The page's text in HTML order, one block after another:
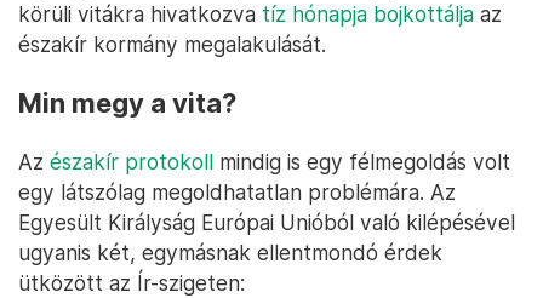
körüli vitákra hivatkozva tíz hónapja bojkottálja az
északír kormány megalakulását.
Min megy a vita?
Az északír protokoll mindig is egy félmegoldás volt
egy látszólag megoldhatatlan problémára. Az
Egyesült Királyság Európai Unióból való kilépésével
ugyanis két, egymásnak ellentmondó érdek
ütközött az Ír-szigeten: